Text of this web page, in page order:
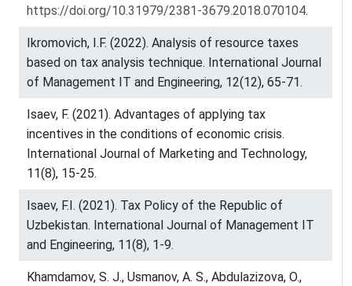
https://doi.org/10.31979/2381-3679.2018.070104.
Ikromovich, I.F. (2022). Analysis of resource taxes
based on tax analysis technique. International Journal
of Management IT and Engineering, 12(12), 65-71.
Isaev, F. (2021). Advantages of applying tax
incentives in the conditions of economic crisis.
International Journal of Marketing and Technology,
11(8), 15-25.
Isaev, F.I. (2021). Tax Policy of the Republic of
Uzbekistan. International Journal of Management IT
and Engineering, 11(8), 1-9.
Khamdamov, S. J., Usmanov, A. S., Abdulazizova, O.,